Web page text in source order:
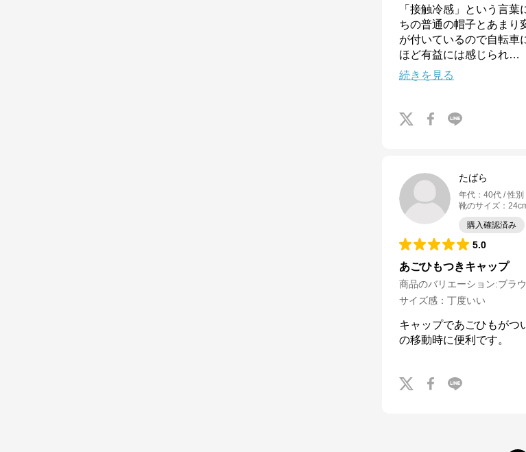
「接触冷感」という言
ちの普通の帽子とあまり
が付いているので自転車
ほど有益には感じられ…
続きを見る
たばら
年代 ： 40代 性別
靴のサイズ ：
購入確認済み
5.0
あごひもつきキャップ
商品のバリエーション:ブラ
サイズ感 ： 丁度いい
キャップであごひもがつ
の移動時に便利です。
クロスプラス オンラインスト